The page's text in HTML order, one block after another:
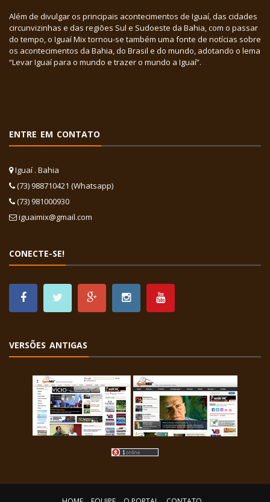
Além de divulgar os principais acontecimentos de Iguaí, das cidades
circunvizinhas e das regiões Sul e Sudoeste da Bahia, com o passar
do tempo, o Iguaí Mix tornou-se também uma fonte de notícias sobre
os acontecimentos da Bahia, do Brasil e do mundo, adotando o lema
“Levar Iguaí para o mundo e trazer o mundo a Iguaí”.
ENTRE EM CONTATO
Iguaí . Bahia
(73) 988710421 (Whatsapp)
(73) 981000930
iguaimix@gmail.com
CONECTE-SE!
VERSÕES ANTIGAS